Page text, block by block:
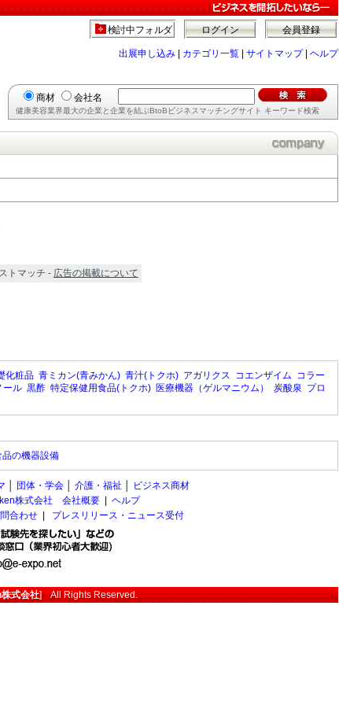
会員登録
ログイン
検討中フォルダ
出展申し込み カテゴリ一覧 サイトマップ| ヘルプ
商材 会社名
健康美容業界最大の企業と企業を結ぶBtoBビジネスマッチングサイト キーワード検索
トマッチ - 広告の掲載について
化粧品 青ミカン(青みかん) 青汁(トクホ) アガリクス コエンザイム コラー
ール 黒酢 特定保健用食品(トクホ) 医療機器（ゲルマニウム） 炭酸泉 プロ
品の機器設備
団体・学会 介護・福祉
ビジネス商材
株式会社 会社概要
ヘルプ
合わせ プレスリリース・ニュース受付
式会社] All Rights Reserved.